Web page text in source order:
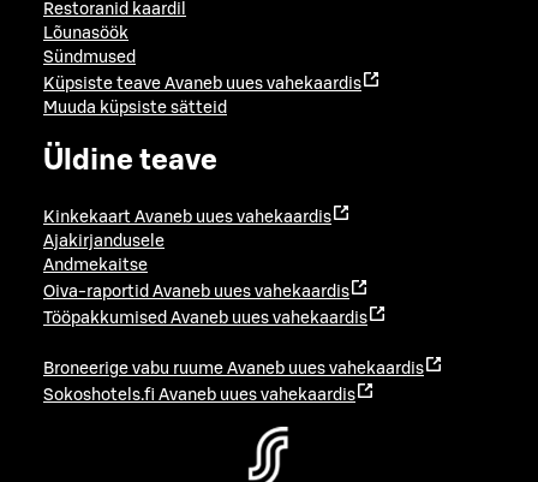
Restoranid kaardil
Lõunasöök
Sündmused
Küpsiste teave Avaneb uues vahekaardis
Muuda küpsiste sätteid
Üldine teave
Kinkekaart Avaneb uues vahekaardis
Ajakirjandusele
Andmekaitse
Oiva-raportid Avaneb uues vahekaardis
Tööpakkumised Avaneb uues vahekaardis
Broneerige vabu ruume Avaneb uues vahekaardis
Sokoshotels.fi Avaneb uues vahekaardis